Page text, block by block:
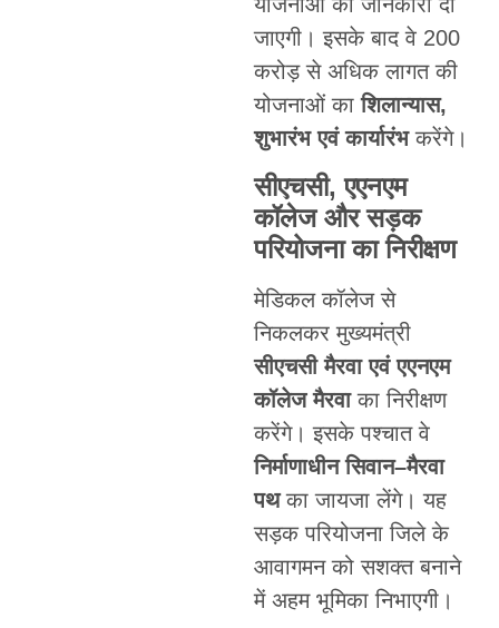
जाएगी। इसके बाद वे 200
करोड़ से अधिक लागत की
योजनाओं काशिलान्यास,
शुभारंभ एवं कार्यारंभकरेंगे।
सीएचसी, एएनएम
कॉलेज और सड़क
परियोजना का निरीक्षण
मेडिकल कॉलेज से
निकलकर मुख्यमंत्री
सीएचसी मैरवा एवं एएनएम
कॉलेज मैरवाका निरीक्षण
करेंगे। इसके पश्चात वे
निर्माणाधीन सिवान–मैरवा
पथका जायजा लेंगे। यह
सड़क परियोजना जिले के
आवागमन को सशक्त बनाने
में अहम भूमिका निभाएगी।